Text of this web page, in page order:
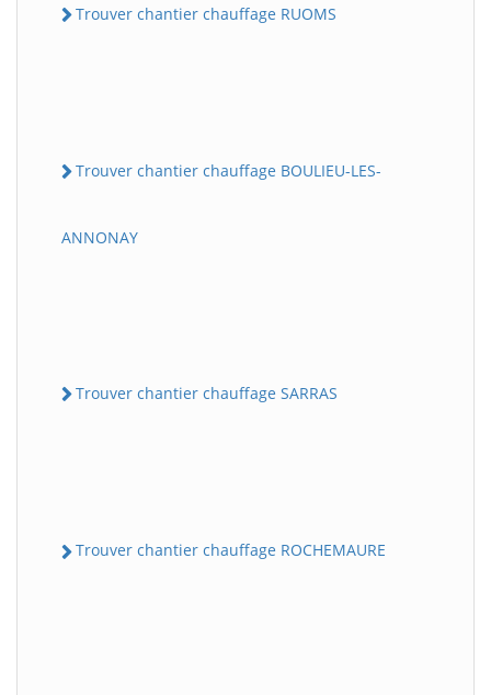
Trouver chantier chauffage RUOMS
Trouver chantier chauffage BOULIEU-LES-
ANNONAY
Trouver chantier chauffage SARRAS
Trouver chantier chauffage ROCHEMAURE